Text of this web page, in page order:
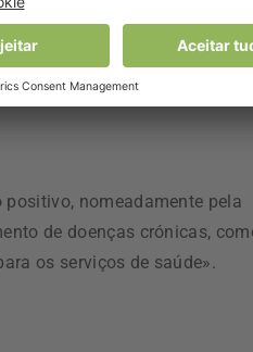
de saúde, devendo
de comportamentos
nomeadamente pela
de doenças crónicas,
os serviços de saúde».